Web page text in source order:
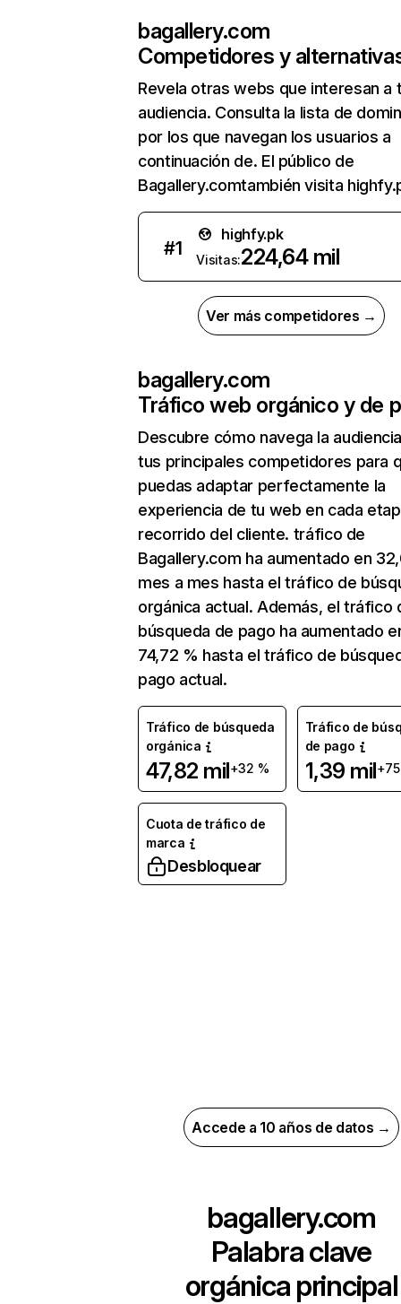
bagallery.com
Competidores y
Revela otras webs que interesan a
audiencia. Consulta la lista de
por los que navegan los usuarios a
continuación de. El público de
Bagallery.comtambién visita
#1
highfy.pk
Visitas:224,64 mil
Ver más competidores →
bagallery.com
Tráfico web orgánico y de
Descubre cómo navega la
tus principales competidores para
puedas adaptar perfectamente la
experiencia de tu web en cada
recorrido del cliente. tráfico de
Bagallery.com ha aumentado en
mes a mes hasta el tráfico de
orgánica actual. Además, el tráfico
búsqueda de pago ha aumentado
74,72 % hasta el tráfico de
pago actual.
Tráfico de búsqueda
orgánica
47,82 mil+32 %
Tráfico de
de pago
1,39 mil
Cuota de tráfico de
marca
Desbloquear
Accede a 10 años de datos →
bagallery.com
Palabra clave
orgánica principal